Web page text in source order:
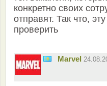
конкретно своих
отправят. Так что,
проверить
Marvel